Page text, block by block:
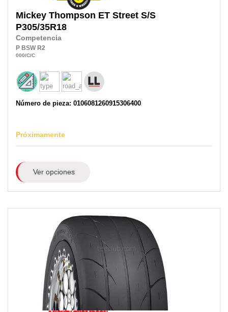
Mickey Thompson ET Street S/S
P305/35R18
Competencia
P BSW R2
000/C/C
Número de pieza: 0106081260915306400
Próximamente
Ver opciones